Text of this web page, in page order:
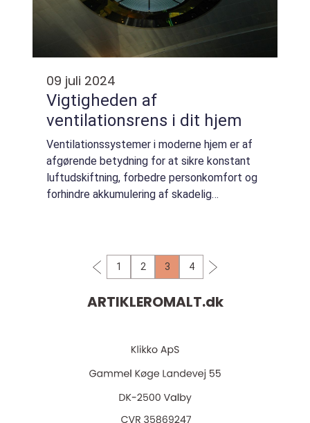
09 juli 2024
Vigtigheden af
ventilationsrens i dit hjem
Ventilationssystemer i moderne hjem er af
afgørende betydning for at sikre konstant
luftudskiftning, forbedre personkomfort og
forhindre akkumulering af skadelig
1 2 3 4
ARTIKLEROMALT.dk